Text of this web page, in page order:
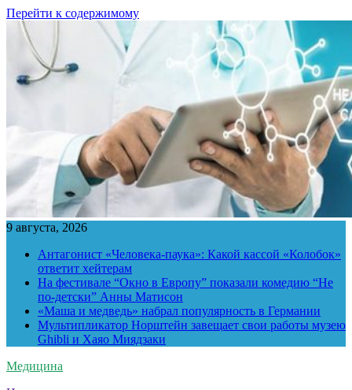
Перейти к содержимому
9 августа, 2026
Антагонист «Человека-паука»: Какой кассой «Колобок»
ответит хейтерам
На фестивале “Окно в Европу” показали комедию “Не
по-детски” Анны Матисон
«Маша и медведь» набрал популярность в Германии
Мультипликатор Норштейн завещает свои работы музею
Ghibli и Хаяо Миядзаки
Медицина